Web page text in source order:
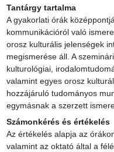
Tantárgy tartalma
A gyakorlati órák
kommunikációról való
orosz kulturális jelenségek
megismerése áll. A
kulturológiai,
valamint egyes orosz
hozzájáruló tudományos
egymásnak a szerzett
Számonkérés és értékelés
Az értékelés alapja az
valamint az oktató által a